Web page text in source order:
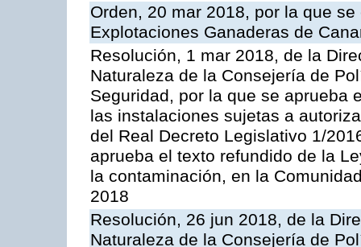
Orden, 20 mar 2018, por la que
Explotaciones Ganaderas de
Resolución, 1 mar 2018, de la
Naturaleza de la Consejería de
Seguridad, por la que se aprueba
las instalaciones sujetas a
del Real Decreto Legislativo 1/
aprueba el texto refundido de la
la contaminación, en la
2018
Resolución, 26 jun 2018, de la
Naturaleza de la Consejería de